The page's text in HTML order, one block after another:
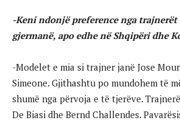
-Keni ndonjë preference nga
gjermanë, apo edhe në Shqipëri dhe
-Modelet e mia si trajner janë Jose
Simeone. Gjithashtu po mundohem të
shumë nga përvoja e të tjerëve.
De Biasi dhe Bernd Challendes.